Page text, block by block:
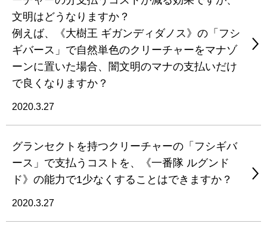
文明はどうなりますか？
例えば、《大樹王 ギガンディダノス》の「フシ
ギバース」で自然単色のクリーチャーをマナゾ
ーンに置いた場合、闇文明のマナの支払いだけ
で良くなりますか？
2020.3.27
グランセクトを持つクリーチャーの「フシギバ
ース」で支払うコストを、《一番隊 ルグンド
ド》の能力で1少なくすることはできますか？
2020.3.27